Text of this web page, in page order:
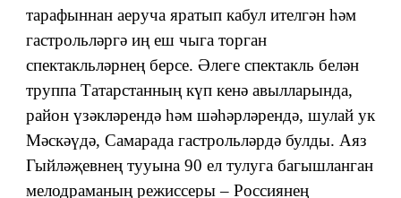
тарафыннан аеруча яратып кабул ителгән һәм
гастрольләргә иң еш чыга торган
спектакльләрнең берсе. Әлеге спектакль белән
труппа Татарстанның күп кенә авылларында,
район үзәкләрендә һәм шәһәрләрендә, шулай ук
Мәскәүдә, Самарада гастрольләрдә булды. Аяз
Гыйләҗевнең тууына 90 ел тулуга багышланган
мелодраманың режиссеры – Россиянең